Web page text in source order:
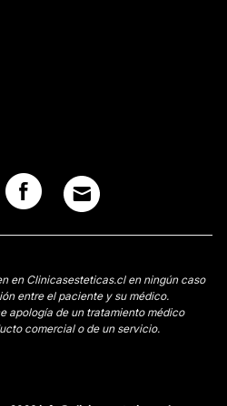
en Clinicasesteticas.cl en ningún caso
entre el paciente y su médico.
apología de un tratamiento médico
comercial o de un servicio.